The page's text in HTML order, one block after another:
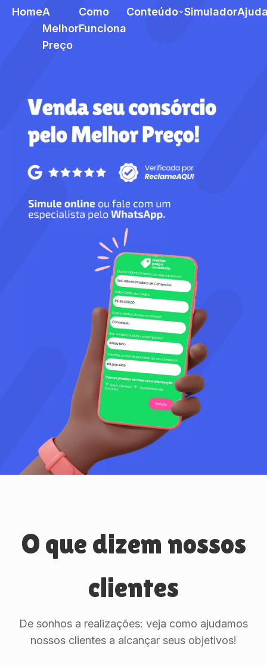
HomeA
Melhor
Preço
Como
Funciona
Conteúdo Simulador
O que dizem nossos
clientes
De sonhos a realizações: veja como ajudamos
nossos clientes a alcançar seus objetivos!